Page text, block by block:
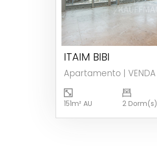
ITAIM BIBI
Apartamento | VENDA
151m² AU 2 Dorm(s)